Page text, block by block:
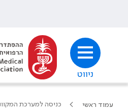
ניווט
עמוד ראשי כניסה למערכת